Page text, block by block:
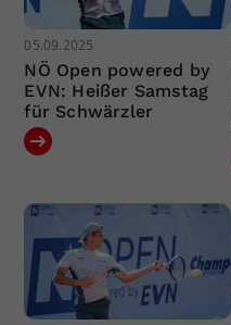
05.09.2025
NÖ Open powered by
EVN: Heißer Samstag
für Schwärzler